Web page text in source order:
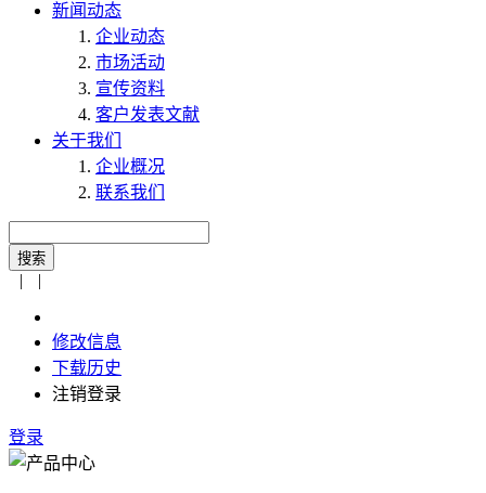
新闻动态
企业动态
市场活动
宣传资料
客户发表文献
关于我们
企业概况
联系我们
搜索
| |
修改信息
下载历史
注销登录
登录